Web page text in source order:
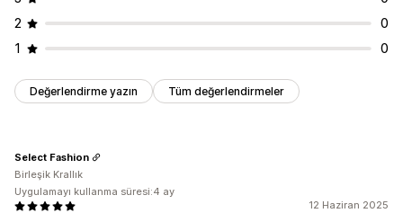
2
0
1
0
Değerlendirme yazın Tüm değerlendirmeler
12 Haziran 2025
Select Fashion
Birleşik Krallık
Uygulamayı kullanma süresi:4 ay